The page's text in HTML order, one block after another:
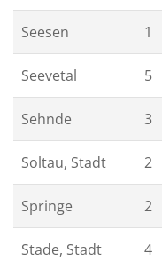
Seesen 1
Seevetal 5
Sehnde 3
Soltau, Stadt 2
Springe 2
Stade, Stadt 4